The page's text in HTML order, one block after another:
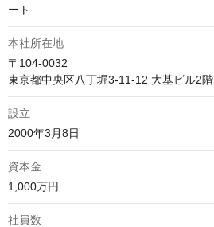
ート
本社所在地
〒104-0032
東京都中央区八丁堀3‑11‑12 大基ビル2階
設立
2000年3月8日
資本金
1,000万円
社員数